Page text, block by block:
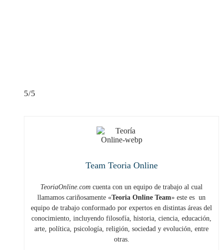
5/5
Team Teoria Online
TeoriaOnline.com cuenta con un equipo de trabajo al cual
llamamos cariñosamente «Teoria Online Team» este es un
equipo de trabajo conformado por expertos en distintas áreas del
conocimiento, incluyendo filosofía, historia, ciencia, educación,
arte, política, psicología, religión, sociedad y evolución, entre
otras.